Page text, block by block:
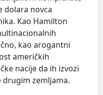
dolara novca
Kao Hamilton
kao arogantni
američkih
nacije da ih izvozi
drugim zemljama.